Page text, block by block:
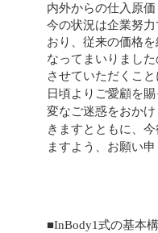
内外からの仕入原価
今の状況は企業努
おり、従来の価格
なってまいりまし
させていただくこと
日頃よりご愛顧を
変なご迷惑をおか
きますとともに、
ますよう、お願い申
■InBody1式の基本